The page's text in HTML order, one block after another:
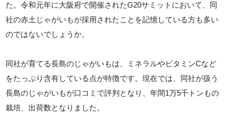
た。令和元年に大阪府で開催されたG20サミットにおいて、同
社の赤土じゃがいもが採用されたことを記憶している方も多い
のではないでしょうか。
同社が育てる長島のじゃがいもは、ミネラルやビタミンCなど
をたっぷり含有している点が特徴です。現在では、同社が扱う
長島のじゃがいもが口コミで評判となり、年間1万5千トンもの
栽培、出荷数となりました。